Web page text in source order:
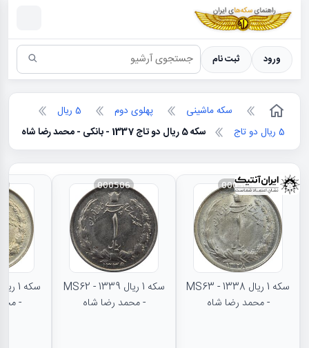
سکه ها ؛ راهنمای سکه شناسی
ورود ثبت نام
سکه ماشینی پهلوی دوم
5 ریال
5 ریال دو تاج
سکه 5 ریال دو تاج 1337 - بانکی - محمد رضا شاه
000505
سکه 1 ریال 1338 - MS63
- محمد رضا شاه
000506
سکه 1 ریال 1339 - MS62
- محمد رضا شاه
-